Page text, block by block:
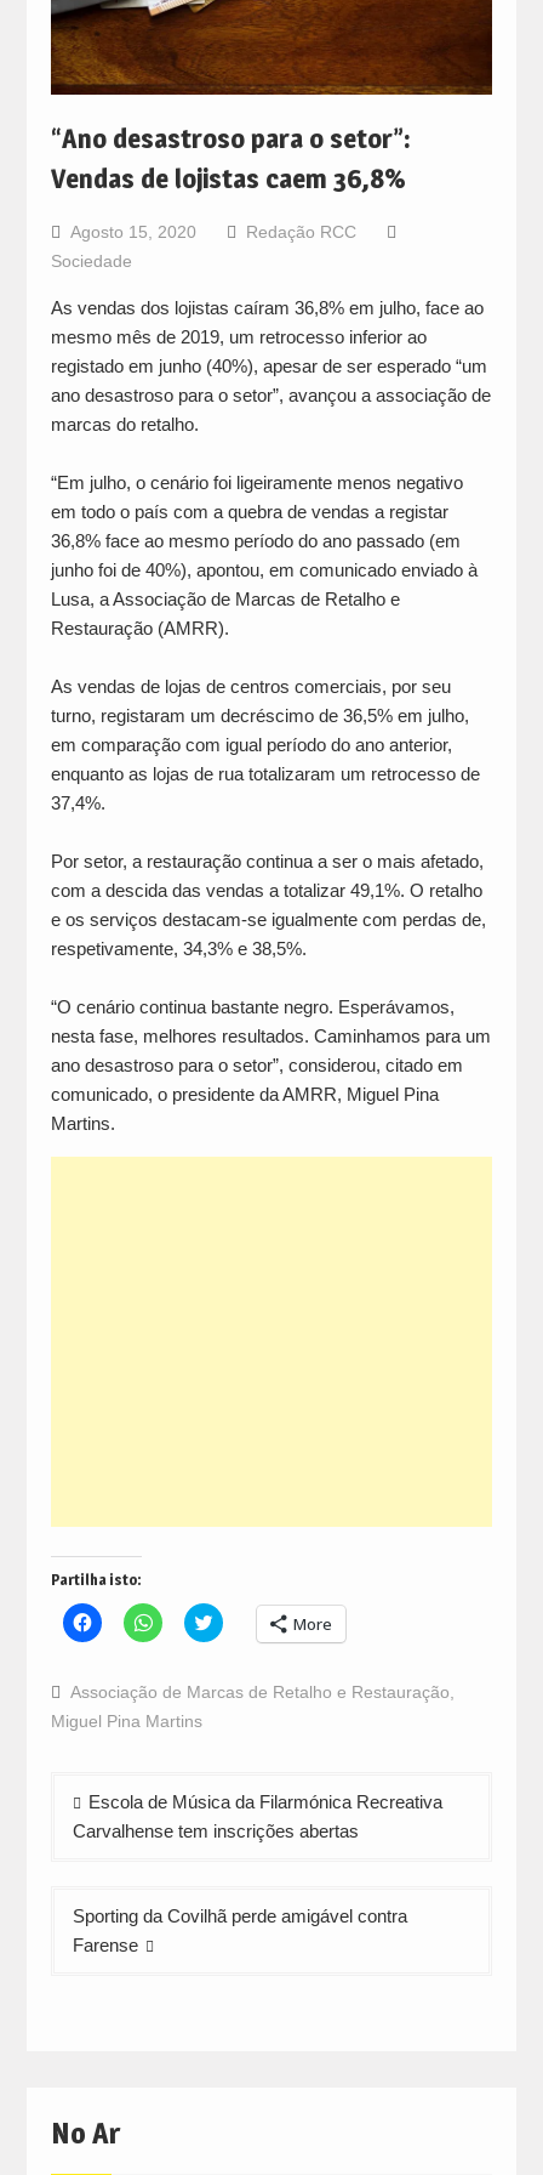
“Ano desastroso para o setor”:
Vendas de lojistas caem 36,8%
Agosto 15, 2020
Redação RCC
Sociedade
As vendas dos lojistas caíram 36,8% em julho, face ao
mesmo mês de 2019, um retrocesso inferior ao
registado em junho (40%), apesar de ser esperado “um
ano desastroso para o setor”, avançou a associação de
marcas do retalho.
“Em julho, o cenário foi ligeiramente menos negativo
em todo o país com a quebra de vendas a registar
36,8% face ao mesmo período do ano passado (em
junho foi de 40%), apontou, em comunicado enviado à
Lusa, a Associação de Marcas de Retalho e
Restauração (AMRR).
As vendas de lojas de centros comerciais, por seu
turno, registaram um decréscimo de 36,5% em julho,
em comparação com igual período do ano anterior,
enquanto as lojas de rua totalizaram um retrocesso de
37,4%.
Por setor, a restauração continua a ser o mais afetado,
com a descida das vendas a totalizar 49,1%. O retalho
e os serviços destacam-se igualmente com perdas de,
respetivamente, 34,3% e 38,5%.
“O cenário continua bastante negro. Esperávamos,
nesta fase, melhores resultados. Caminhamos para um
ano desastroso para o setor”, considerou, citado em
comunicado, o presidente da AMRR, Miguel Pina
Martins.
Partilha isto:
Click
to
Facebook
(Opens
in
new
Click
to
WhatsApp
(Opens
in
new
Click
to
Twitter
(Opens
More
Associação de Marcas de Retalho e Restauração
Miguel Pina Martins
Navegação
de
Escola de Música da Filarmónica Recreativa
Carvalhense tem inscrições abertas
Sporting da Covilhã perde amigável contra
Farense
No Ar